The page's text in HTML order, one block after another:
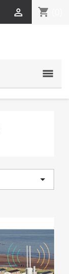
shopping_cart

